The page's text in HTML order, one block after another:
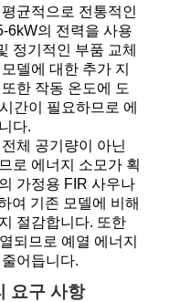
균적으로 전통적인
6kW의 전력을 사용
정기적인 부품 교체
델에 대한 추가 지
한 작동 온도에 도
간이 필요하므로 에
다.
체 공기량이 아닌
로 에너지 소모가 획
가정용 FIR 사우나
여 기존 모델에 비해
절감합니다. 또한
되므로 예열 에너지
어듭니다.
요구 사항